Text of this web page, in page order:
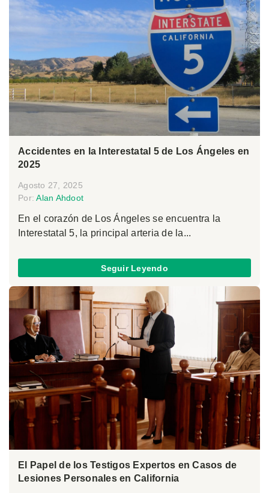
Accidentes en la Interestatal 5 de Los Ángeles en
2025
Agosto 27, 2025
Por:Alan Ahdoot
En el corazón de Los Ángeles se encuentra la
Interestatal 5, la principal arteria de la...
Seguir Leyendo
El Papel de los Testigos Expertos en Casos de
Lesiones Personales en California